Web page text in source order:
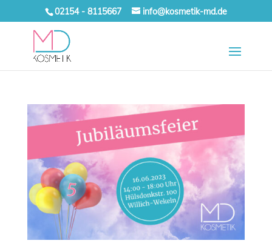
02154 - 8115667 info@kosmetik-md.de